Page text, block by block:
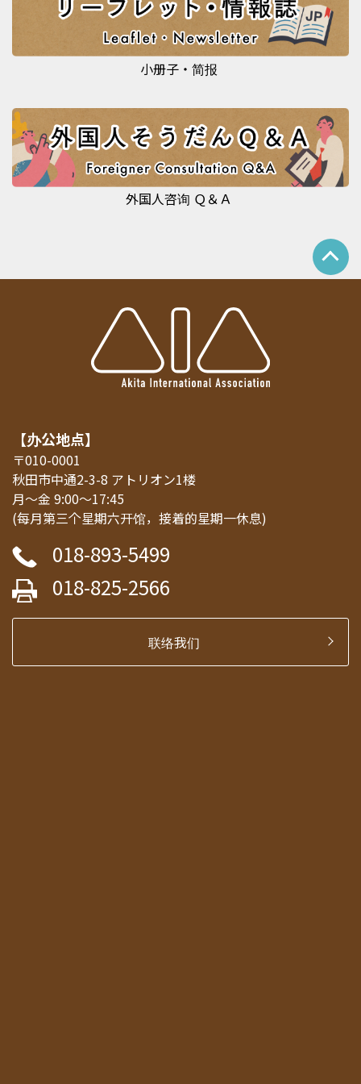
小册子・简报
外国人咨询 Ｑ＆Ａ
【办公地点】
〒010-0001
秋田市中通2-3-8 アトリオン1楼
月～金 9:00～17:45
(每月第三个星期六开馆，接着的星期一休息)
018-893-5499
018-825-2566
联络我们